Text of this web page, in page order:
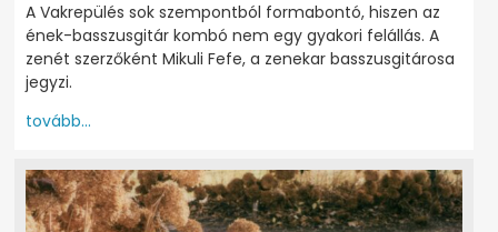
A Vakrepülés sok szempontból formabontó, hiszen az
ének-basszusgitár kombó nem egy gyakori felállás. A
zenét szerzőként Mikuli Fefe, a zenekar basszusgitárosa
jegyzi.
tovább...